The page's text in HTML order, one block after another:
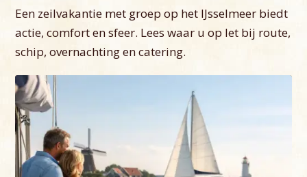
Een zeilvakantie met groep op het IJsselmeer biedt
actie, comfort en sfeer. Lees waar u op let bij route,
schip, overnachting en catering.